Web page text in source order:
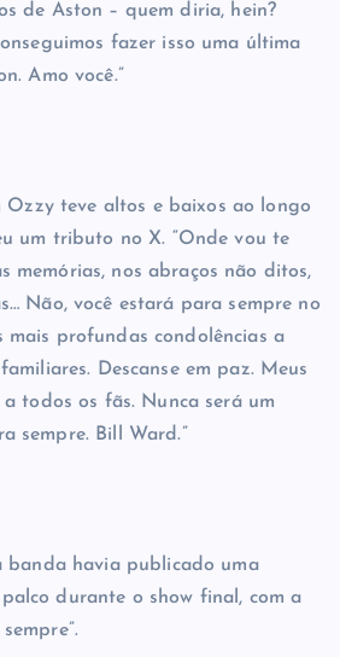
de Aston – quem diria, hein?
fazer isso uma última
Amo você.”
Ozzy teve altos e baixos ao longo
um tributo no X. “Onde vou te
memórias, nos abraços não ditos,
Não, você estará para sempre no
mais profundas condolências a
Descanse em paz. Meus
a todos os fãs. Nunca será um
sempre. Bill Ward.”
banda havia publicado uma
durante o show final, com a